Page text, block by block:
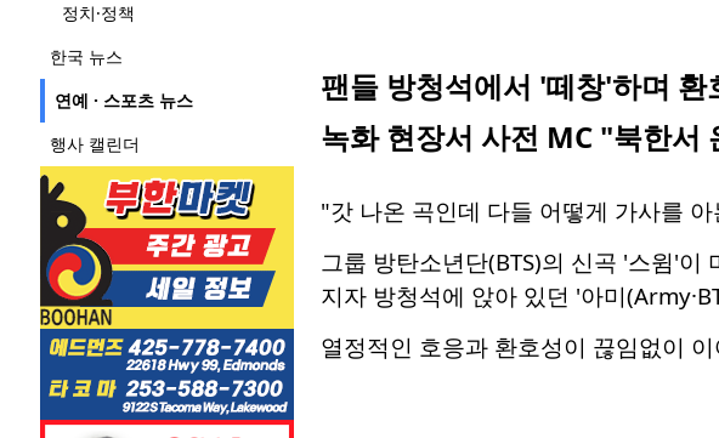
정치·정책
한국 뉴스
연예 · 스포츠 뉴스
행사 캘린더
팬들 방청석에서 '떼창'하며
녹화 현장서 사전 MC "북한서
"갓 나온 곡인데 다들 어떻게 가사를
그룹 방탄소년단(BTS)의 신곡 '스윔'
지자 방청석에 앉아 있던 '아미
열정적인 호응과 환호성이 끊임없이